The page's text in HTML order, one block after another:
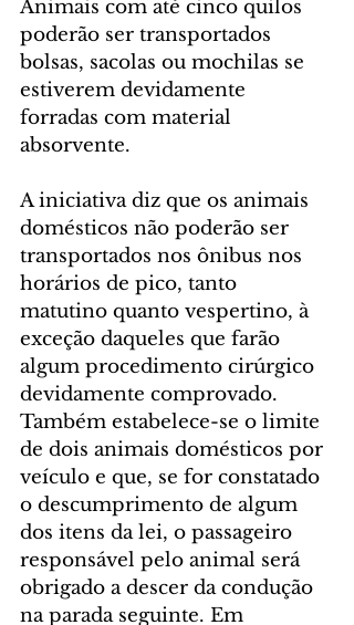
Animais com até cinco quilos
poderão ser transportados
bolsas, sacolas ou mochilas se
estiverem devidamente
forradas com material
absorvente.
A iniciativa diz que os animais
domésticos não poderão ser
transportados nos ônibus nos
horários de pico, tanto
matutino quanto vespertino, à
exceção daqueles que farão
algum procedimento cirúrgico
devidamente comprovado.
Também estabelece-se o limite
de dois animais domésticos por
veículo e que, se for constatado
o descumprimento de algum
dos itens da lei, o passageiro
responsável pelo animal será
obrigado a descer da condução
na parada seguinte. Em